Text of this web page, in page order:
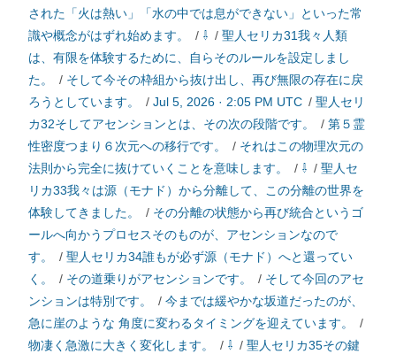
された「火は熱い」「水の中では息ができない」といった常
識や概念がはずれ始めます。
/ ⇩ / 聖人セリカ31我々人類
は、有限を体験するために、自らそのルールを設定しまし
た。
/ そして今その枠組から抜け出し、再び無限の存在に戻
ろうとしています。
/ Jul 5, 2026 · 2:05 PM UTC / 聖人セリ
カ32そしてアセンションとは、その次の段階です。
/ 第５霊
性密度つまり６次元への移行です。
/ それはこの物理次元の
法則から完全に抜けていくことを意味します。
/ ⇩ / 聖人セ
リカ33我々は源（モナド）から分離して、この分離の世界を
体験してきました。
/ その分離の状態から再び統合というゴ
ールへ向かうプロセスそのものが、アセンションなので
す。
/ 聖人セリカ34誰もが必ず源（モナド）へと還ってい
く。
/ その道乗りがアセンションです。 / そして今回のアセ
ンションは特別です。
/ 今までは緩やかな坂道だったのが、
急に崖のような 角度に変わるタイミングを迎えています。
/
物凄く急激に大きく変化します。
/ ⇩ / 聖人セリカ35その鍵